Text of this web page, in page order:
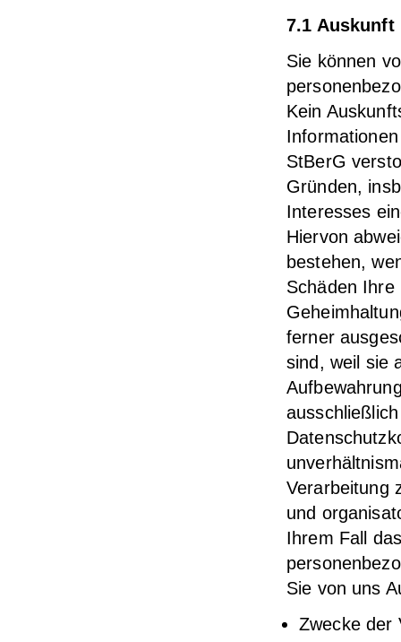
7.1 Auskunft
Sie können
Kein
StBerG
Gründen,
Interesses
Hiervon
bestehen,
Schäden
ferner
sind, weil sie
Verarbeitung
und
Ihrem Fall
Sie von uns
Zwecke der